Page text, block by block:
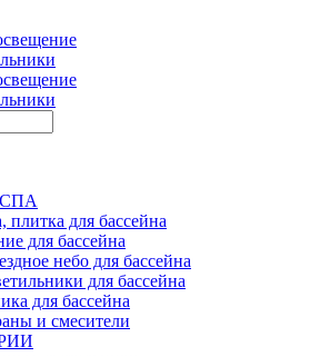
плитка для бассейна
для бассейна
небо для бассейна
для бассейна
для бассейна
и смесители